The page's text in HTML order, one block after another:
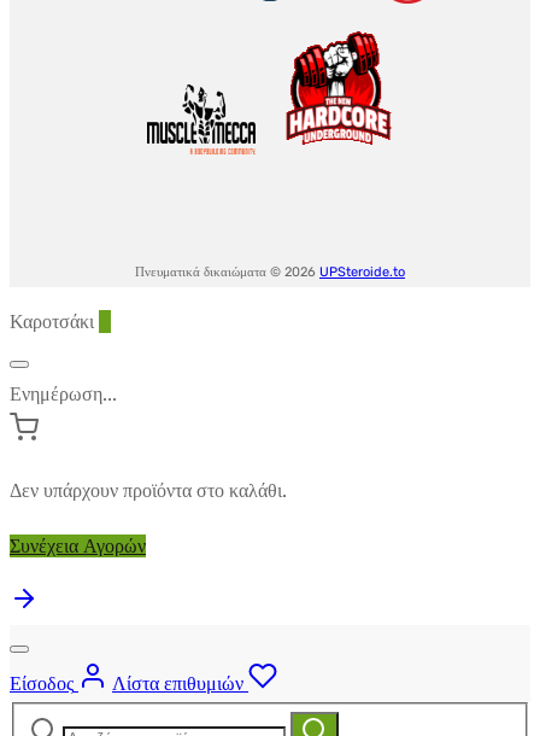
Πνευματικά δικαιώματα © 2026 UPSteroide.to
Καροτσάκι
Ενημέρωση...
Δεν υπάρχουν προϊόντα στο καλάθι.
Συνέχεια Αγορών
Είσοδος
Λίστα επιθυμιών
Αναζήτηση
Αναζήτηση